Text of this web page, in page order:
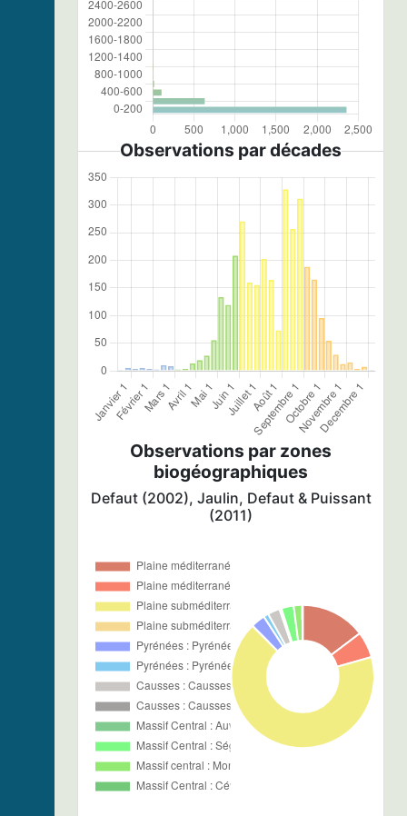
Observations par décades
Observations par zones
biogéographiques
Defaut (2002), Jaulin, Defaut & Puissant
(2011)